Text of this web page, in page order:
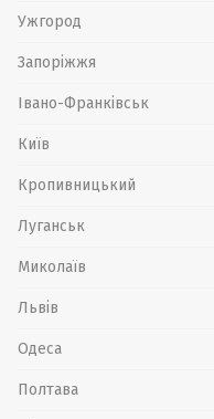
Ужгород
Запоріжжя
Івано-Франківськ
Київ
Кропивницький
Луганськ
Миколаїв
Львів
Одеса
Полтава